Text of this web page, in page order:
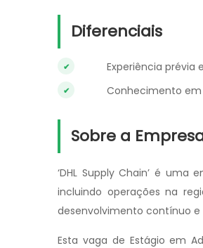
Diferenciais
Experiência prévia
Conhecimento em
Sobre a
‘DHL Supply Chain’ é
incluindo operações na
desenvolvimento contínuo e
Esta vaga de Estágio em